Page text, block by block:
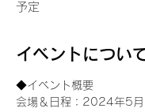
予定
イベントについ
◆イベント概要
会場＆日程：2024年5